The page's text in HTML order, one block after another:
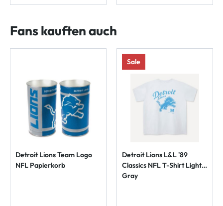
Fans kauften auch
Detroit Lions Team Logo
NFL Papierkorb
Sale
Detroit Lions L&L '89
Classics NFL T-Shirt Light
Gray